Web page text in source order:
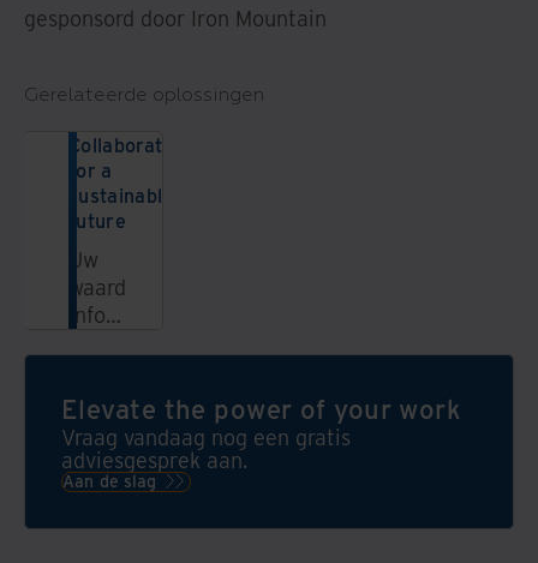
gesponsord door Iron Mountain
Gerelateerde oplossingen
Collaborating
for a
sustainable
future
Uw
waardevolle
informatie
benutten,
op
een
vernieuwende
maatschappelijk
Elevate the power of your work
Vraag vandaag nog een gratis
adviesgesprek aan.
Aan de slag